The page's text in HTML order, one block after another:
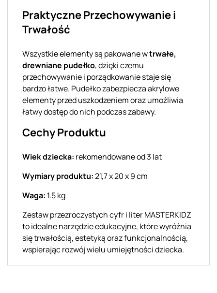
Praktyczne Przechowywanie i
Trwałość
Wszystkie elementy są pakowane wtrwałe,
drewniane pudełko, dzięki czemu
przechowywanie i porządkowanie staje się
bardzo łatwe. Pudełko zabezpiecza akrylowe
elementy przed uszkodzeniem oraz umożliwia
łatwy dostęp do nich podczas zabawy.
Cechy Produktu
Wiek dziecka: rekomendowane od 3 lat
Wymiary produktu:21,7 x 20 x 9 cm
Waga: 1.5 kg
Zestaw przezroczystych cyfr i liter MASTERKIDZ
to idealne narzędzie edukacyjne, które wyróżnia
się trwałością, estetyką oraz funkcjonalnością,
wspierając rozwój wielu umiejętności dziecka.